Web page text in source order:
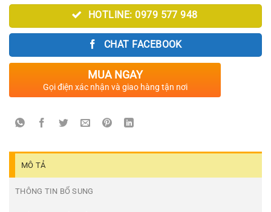
HOTLINE: 0979 577 948
CHAT FACEBOOK
MUA NGAY
Gọi điện xác nhận và giao hàng tận nơi
MÔ TẢ
THÔNG TIN BỔ SUNG